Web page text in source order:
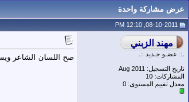
عرض مشاركة واحدة
.:: عضـو جـديد ::.
تاريخ التسجيل: Aug 2011
المشاركات: 10
معدل تقييم المستوى: 0
صح اللسان الشاعر